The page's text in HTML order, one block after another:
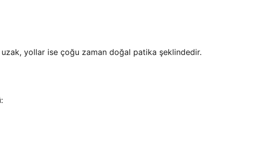
yollar ise çoğu zaman doğal patika şeklindedir.